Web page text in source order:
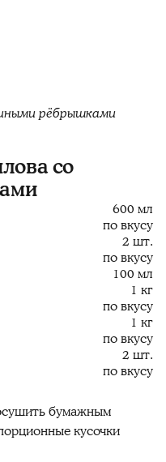
рёбрышками
со
600 мл
по вкусу
2 шт.
по вкусу
100 мл
1 кг
по вкусу
1 кг
по вкусу
2 шт.
по вкусу
бумажным
кусочки